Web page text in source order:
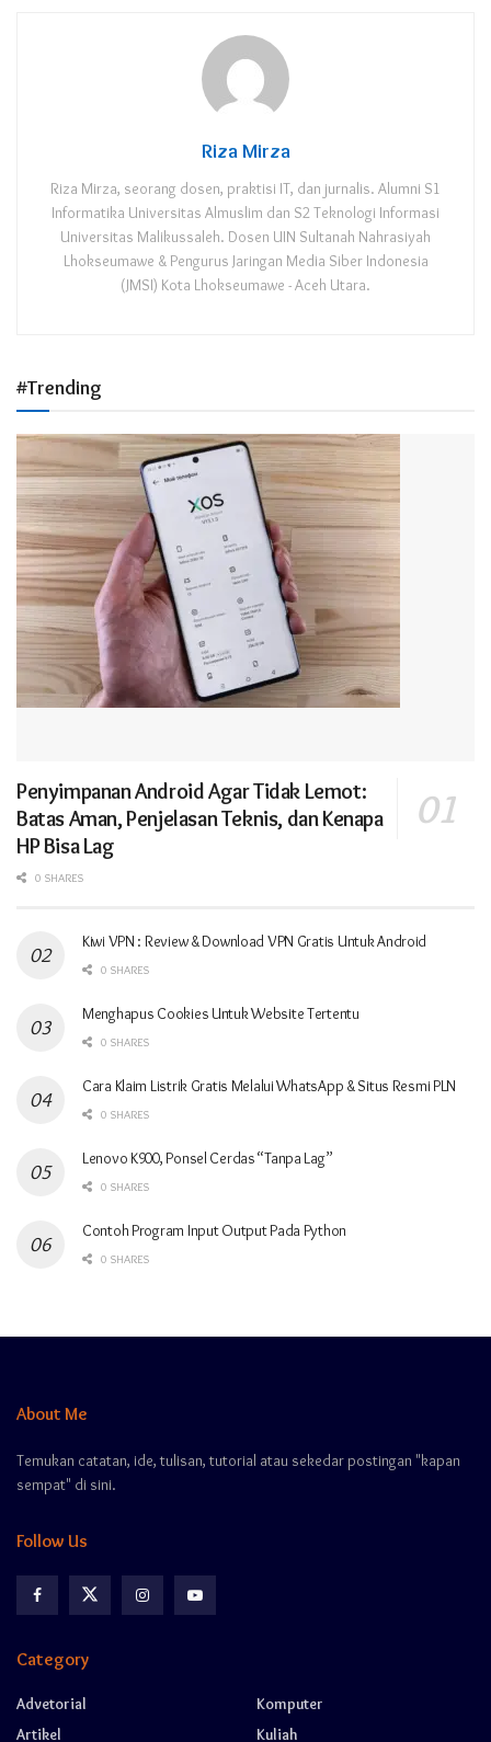
Riza Mirza
Riza Mirza, seorang dosen, praktisi IT, dan jurnalis. Alumni S1
Informatika Universitas Almuslim dan S2 Teknologi Informasi
Universitas Malikussaleh. Dosen UIN Sultanah Nahrasiyah
Lhokseumawe & Pengurus Jaringan Media Siber Indonesia
(JMSI) Kota Lhokseumawe - Aceh Utara.
#Trending
Penyimpanan Android Agar Tidak Lemot:
Batas Aman, Penjelasan Teknis, dan Kenapa
HP Bisa Lag
0 SHARES
Kiwi VPN : Review & Download VPN Gratis Untuk Android
0 SHARES
Menghapus Cookies Untuk Website Tertentu
0 SHARES
Cara Klaim Listrik Gratis Melalui WhatsApp & Situs Resmi PLN
0 SHARES
Lenovo K900, Ponsel Cerdas “Tanpa Lag”
0 SHARES
Contoh Program Input Output Pada Python
0 SHARES
About Me
Temukan catatan, ide, tulisan, tutorial atau sekedar postingan "kapan
sempat" di sini.
Follow Us
Category
Advetorial
Artikel
Komputer
Kuliah